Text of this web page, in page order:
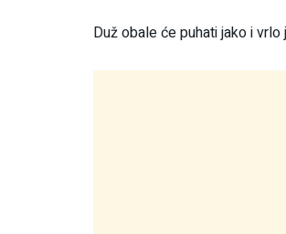
Duž obale će puhati jako i